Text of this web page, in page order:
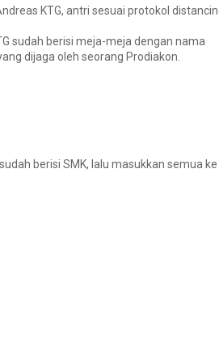
KTG, antri sesuai protokol
sudah berisi meja-meja dengan nama
dijaga oleh seorang Prodiakon.
berisi SMK, lalu masukkan semua ke